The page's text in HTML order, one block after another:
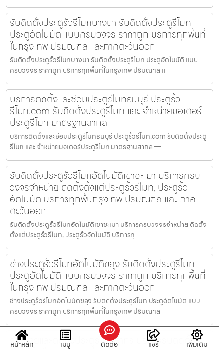
รับติดตั้งประตูรั้วรีโมทบางนา รับติดตั้งประตูรีโมท
ประตูอัตโนมัติ แบบครบวงจร ราคาถูก บริการทุกพื้นที่
ในกรุงเทพ ปริมณฑล และภาคตะวันออก
รับติดตั้งประตูรั้วรีโมทบางนา รับติดตั้งประตูรีโมท ประตูอัตโนมัติ แบบ
ครบวงจร ราคาถูก บริการทุกพื้นที่ในกรุงเทพ ปริมณฑล แ
บริการติดตั้งและซ่อมประตูรีโมทธนบุรี ประตูรั้ว
รีโมท.com รับติดตั้งประตูรีโมท และ จำหน่ายมอเตอร์
ประตูรีโมท มาตรฐานสากล
บริการติดตั้งและซ่อมประตูรีโมทธนบุรี ประตูรั้วรีโมท.com รับติดตั้งประตู
รีโมท และ จำหน่ายมอเตอร์ประตูรีโมท มาตรฐานสากล —
รับติดตั้งประตูรั้วรีโมทอัตโนมัติเขาชะเมา บริการครบ
วงจรจำหน่าย ติดตั้งตั้งแต่ประตูรั้วรีโมท, ประตูรั้ว
อัตโนมัติ บริการทุกพื้นกรุงเทพ ปริมณฑล และ ภาค
ตะวันออก
รับติดตั้งประตูรั้วรีโมทอัตโนมัติเขาชะเมา บริการครบวงจรจำหน่าย ติดตั้ง
ตั้งแต่ประตูรั้วรีโมท, ประตูรั้วอัตโนมัติ บริการทุ
ช่างประตูรั้วรีโมทอัตโนมัติขลุง รับติดตั้งประตูรีโมท
ประตูอัตโนมัติ แบบครบวงจร ราคาถูก บริการทุกพื้นที่
ในกรุงเทพ ปริมณฑล และภาคตะวันออก
ช่างประตูรั้วรีโมทอัตโนมัติขลุง รับติดตั้งประตูรีโมท ประตูอัตโนมัติ แบบ
ครบวงจร ราคาถูก บริการทุกพื้นที่ในกรุงเทพ ปริมณฑล
จำหน่ายและติดตั้งประตูรีโมทสาทร บริการรับติดตั้ง
หน้าหลัก เมนู ติดต่อ แชร์ เพิ่มเติม